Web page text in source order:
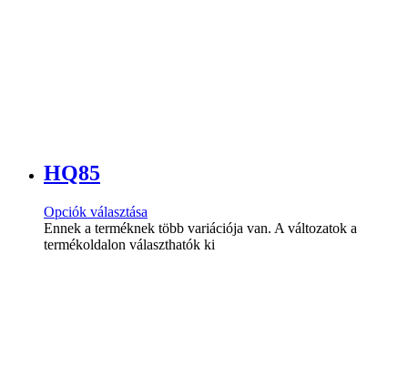
HQ85
Opciók választása
Ennek a terméknek több variációja van. A változatok a
termékoldalon választhatók ki